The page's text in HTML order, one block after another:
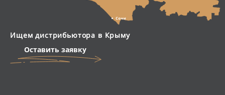
Ищем дистрибьютора в Крыму
Оставить заявку